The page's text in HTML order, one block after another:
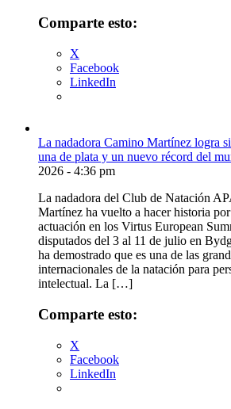
Comparte esto:
X
Facebook
LinkedIn
La nadadora Camino Martínez logra
una de plata y un nuevo récord del
2026 - 4:36 pm
La nadadora del Club de Natación
Martínez ha vuelto a hacer historia
actuación en los Virtus European
disputados del 3 al 11 de julio en
ha demostrado que es una de las
internacionales de la natación para
intelectual. La […]
Comparte esto:
X
Facebook
LinkedIn